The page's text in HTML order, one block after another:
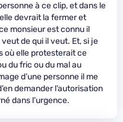
à ce clip, et dans le
devrait la fermer et
monsieur est connu il
de qui il veut. Et, si je
où elle protesterait ce
du fric ou du mal au
d’une personne il me
demander l’autorisation
dans l’urgence.